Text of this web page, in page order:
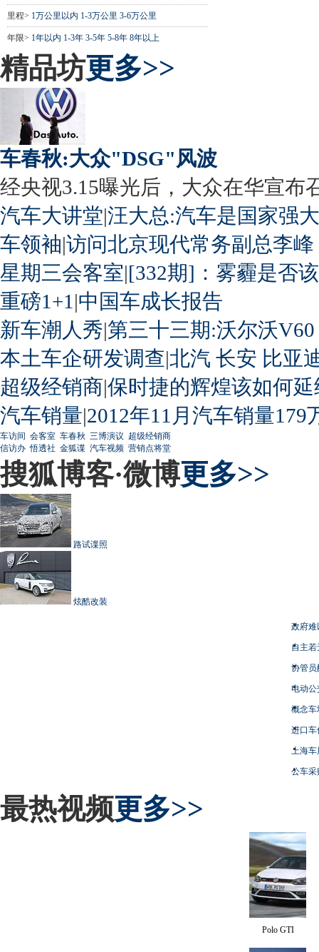
里程> 1万公里以内 1-3万公里 3-6万公里
年限> 1年以内 1-3年 3-5年 5-8年 8年以上
精品坊更多>>
车春秋:大众"DSG"风波
经央视3.15曝光后，大众在华宣布
汽车大讲堂|汪大总:汽车是国家强
车领袖|访问北京现代常务副总李峰
星期三会客室|[332期]：雾霾是否
重磅1+1 |中国车成长报告
新车潮人秀|第三十三期:沃尔沃
本土车企研发调查|北汽 长安 比亚
超级经销商|保时捷的辉煌该如何延
汽车销量|2012年11月汽车销量179
车访间 会客室 车春秋 三博演议 超级经销商
信访办 悟透社 金狐谍 汽车视频 营销点将堂
搜狐博客·微博更多>>
路试谍照
炫酷改装
政府难
自主
协管员
电动
概念车
进口车
上海
公车采
最热视频更多>>
Polo GTI